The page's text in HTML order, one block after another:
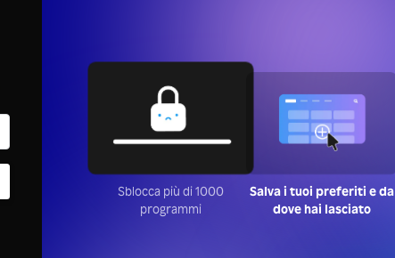
Sblocca più di 1000
programmi
Salva i tuoi preferiti e da
dove hai lasciato